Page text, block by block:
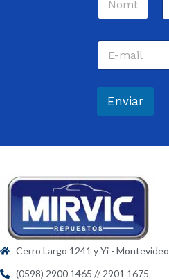
m
*
C
r
r
o
t
r
ó
n
i
c
o
*
Enviar
Cerro Largo 1241 y Yi - Montevideo
(0598) 2900 1465 // 2901 1675